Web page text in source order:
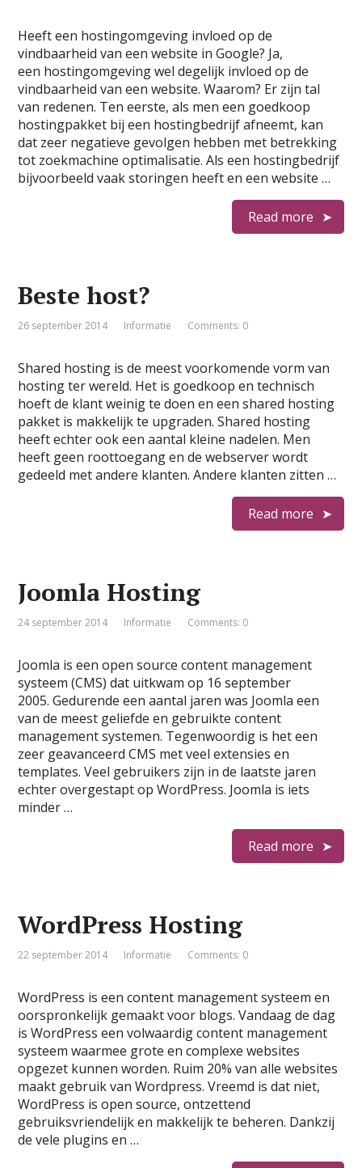
Heeft een hostingomgeving invloed op de
vindbaarheid van een website in Google? Ja,
een hostingomgeving wel degelijk invloed op de
vindbaarheid van een website. Waarom? Er zijn tal
van redenen. Ten eerste, als men een goedkoop
hostingpakket bij een hostingbedrijf afneemt, kan
dat zeer negatieve gevolgen hebben met betrekking
tot zoekmachine optimalisatie. Als een hostingbedrijf
bijvoorbeeld vaak storingen heeft en een website …
Read more
Beste host?
26 september 2014 Informatie Comments: 0
Shared hosting is de meest voorkomende vorm van
hosting ter wereld. Het is goedkoop en technisch
hoeft de klant weinig te doen en een shared hosting
pakket is makkelijk te upgraden. Shared hosting
heeft echter ook een aantal kleine nadelen. Men
heeft geen roottoegang en de webserver wordt
gedeeld met andere klanten. Andere klanten zitten …
Read more
Joomla Hosting
24 september 2014 Informatie Comments: 0
Joomla is een open source content management
systeem (CMS) dat uitkwam op 16 september
2005. Gedurende een aantal jaren was Joomla een
van de meest geliefde en gebruikte content
management systemen. Tegenwoordig is het een
zeer geavanceerd CMS met veel extensies en
templates. Veel gebruikers zijn in de laatste jaren
echter overgestapt op WordPress. Joomla is iets
minder …
Read more
WordPress Hosting
22 september 2014 Informatie Comments: 0
WordPress is een content management systeem en
oorspronkelijk gemaakt voor blogs. Vandaag de dag
is WordPress een volwaardig content management
systeem waarmee grote en complexe websites
opgezet kunnen worden. Ruim 20% van alle websites
maakt gebruik van Wordpress. Vreemd is dat niet,
WordPress is open source, ontzettend
gebruiksvriendelijk en makkelijk te beheren. Dankzij
de vele plugins en …